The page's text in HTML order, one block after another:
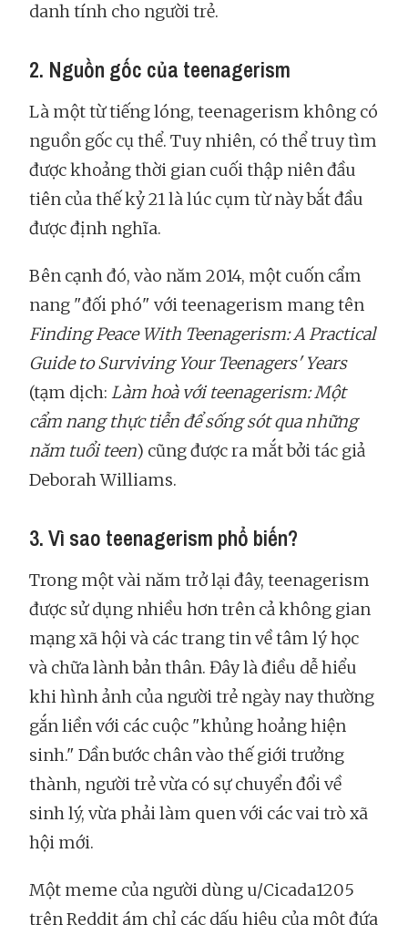
danh tính cho người trẻ.
2. Nguồn gốc của teenagerism
Là một từ tiếng lóng, teenagerism không có
nguồn gốc cụ thể. Tuy nhiên, có thể truy tìm
được khoảng thời gian cuối thập niên đầu
tiên của thế kỷ 21 là lúc cụm từ này bắt đầu
được định nghĩa.
Bên cạnh đó, vào năm 2014, một cuốn cẩm
nang "đối phó" với teenagerism mang tên
Finding Peace With Teenagerism: A Practical
Guide to Surviving Your Teenagers' Years
(tạm dịch: Làm hoà với teenagerism: Một
cẩm nang thực tiễn để sống sót qua những
năm tuổi teen) cũng được ra mắt bởi tác giả
Deborah Williams.
3. Vì sao teenagerism phổ biến?
Trong một vài năm trở lại đây, teenagerism
được sử dụng nhiều hơn trên cả không gian
mạng xã hội và các trang tin về tâm lý học
và chữa lành bản thân. Đây là điều dễ hiểu
khi hình ảnh của người trẻ ngày nay thường
gắn liền với các cuộc "khủng hoảng hiện
sinh." Dần bước chân vào thế giới trưởng
thành, người trẻ vừa có sự chuyển đổi về
sinh lý, vừa phải làm quen với các vai trò xã
hội mới.
Một meme của người dùng u/Cicada1205
trên Reddit ám chỉ các dấu hiệu của một đứa